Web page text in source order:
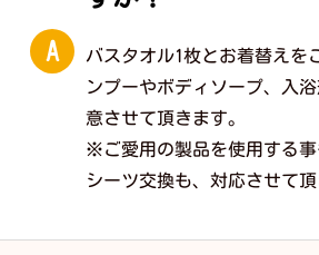
A バスタオル1枚とお着替えを
ンプーやボディソープ、入
意させて頂きます。
※ご愛用の製品を使用する事
シーツ交換も、対応させて頂